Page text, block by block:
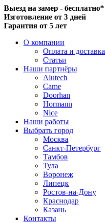
Выезд на замер - бесплатно*
Изготовление от 3 дней
Гарантия от 5 лет
О компании
Оплата и доставка
Статьи
Наши партнёры
Alutech
Came
Doorhan
Hormann
Nice
Наши работы
Выбрать город
Москва
Санкт-Петербург
Тамбов
Тула
Воронеж
Липецк
Ростов-на-Дону
Краснодар
Казань
Контакты